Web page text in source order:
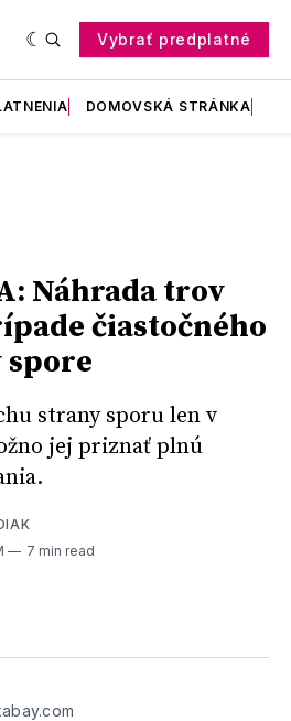
Vybrať predplatné
DOMOVSKÁ STRÁNKA
Náhrada trov
čiastočného
spore
strany sporu len v
jej priznať plnú
7 min read